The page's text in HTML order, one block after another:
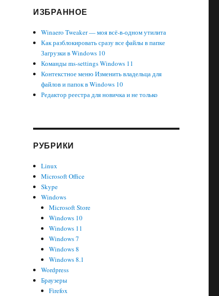
ИЗБРАННОЕ
Winaero Tweaker — моя всё-в-одном утилита
Как разблокировать сразу все файлы в папке
Загрузки в Windows 10
Команды ms-settings Windows 11
Контекстное меню Изменить владельца для
файлов и папок в Windows 10
Редактор реестра для новичка и не только
РУБРИКИ
Linux
Microsoft Office
Skype
Windows
Microsoft Store
Windows 10
Windows 11
Windows 7
Windows 8
Windows 8.1
Wordpress
Браузеры
Firefox